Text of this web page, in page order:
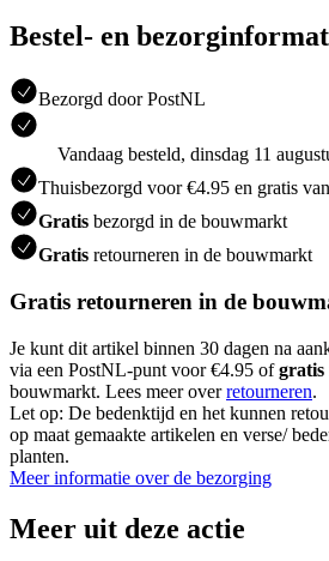
Bestel- en
Bezorgd door PostNL
Vandaag besteld, dinsdag 11
Thuisbezorgd voor €4.95 en gratis
Gratis bezorgd in de bouwmarkt
Gratis retourneren in de bouwmarkt
Gratis retourneren in de
Je kunt dit artikel binnen 30 dagen na
via een PostNL-punt voor €4.95 ofgratis
bouwmarkt. Lees meer overretourneren.
Let op: De bedenktijd en het kunnen
op maat gemaakte artikelen en verse/
planten.
Meer informatie over de bezorging
Meer uit deze actie